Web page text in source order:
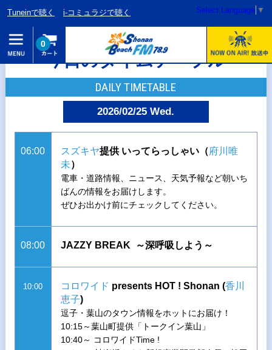
Tuneinで聴く i-コミュラジで聴く Select Language ▼
0
今日のタイムテーブル
DAILY TIMETABLE
2026/02/25 Wed.
06:00 スズキヤ提供 いってらっしゃい（府川唯
未）
電車・道路情報、ニュース、天気予報など朝いち
ばんの情報をお届けします。
ぜひお出かけ前にチェックしてください。
08:00 JAZZY BREAK ～深呼吸しよう～
10:00 コロワイド presents HOT ! Shonan (香川
恵子)
逗子・葉山のタウン情報をホットにお届け！
10:15～葉山町提供「トークイン葉山」
10:40～ コロワイドTime !